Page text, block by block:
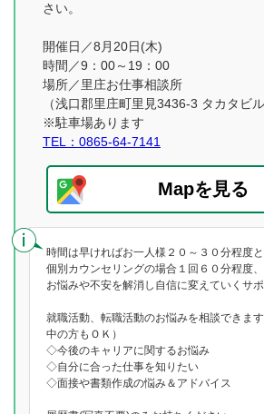
さい。
開催日／8月20日(木)
時間／9：00～19：00
場所／里庄お仕事相談所
（浅口郡里庄町里見3436-3 タカタビル
※駐車場あります
TEL：0865-64-7141
Mapを見る
時間は早ければお一人様２０～３０分程度と
個別カウンセリングの場合１回６０分程度
お悩みや不安を解消し自信に変えていくサポ
就職活動、転職活動のお悩みを相談できま
中の方もＯＫ）
◇今後のキャリアに関するお悩み
◇自分に合った仕事を知りたい
◇面接や書類作成の悩み＆アドバイス